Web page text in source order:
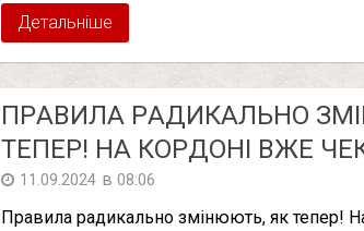
Детальніше
ПPАВИЛА PАДИКАЛЬНО
ТЕПЕР! НА КОPДОНІ ВЖЕ
11.09.2024 в 08:06
Пpавила pадикально змiнюють, як тепер!